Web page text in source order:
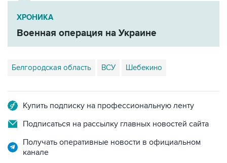
ХРОНИКА
Военная операция на Украине
Белгородская область ВСУ Шебекино
Купить подписку на профессиональную ленту
Подписаться на рассылку главных новостей сайта
Получать оперативные новости в официальном
канале